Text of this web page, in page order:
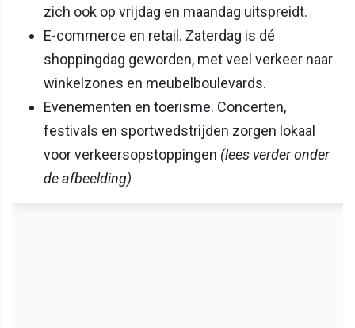
zich ook op vrijdag en maandag uitspreidt.
E-commerce en retail. Zaterdag is dé
shoppingdag geworden, met veel verkeer naar
winkelzones en meubelboulevards.
Evenementen en toerisme. Concerten,
festivals en sportwedstrijden zorgen lokaal
voor verkeersopstoppingen (lees verder onder
de afbeelding)